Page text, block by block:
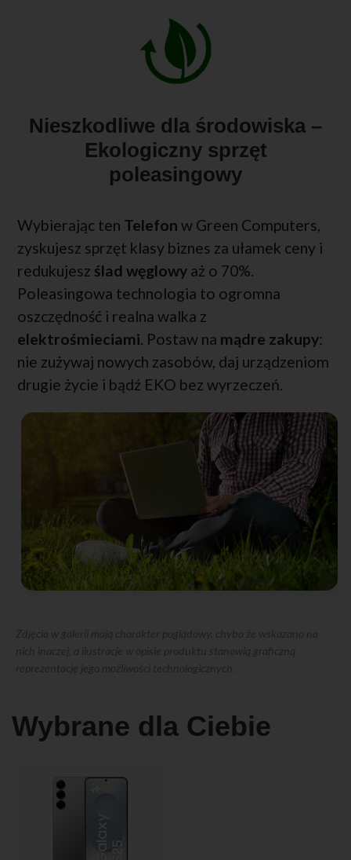
Nieszkodliwe dla środowiska –
Ekologiczny sprzęt
poleasingowy
Wybierając ten Telefon w Green Computers,
zyskujesz sprzęt klasy biznes za ułamek ceny i
redukujesz ślad węglowy aż o 70%.
Poleasingowa technologia to ogromna
oszczędność i realna walka z
elektrośmieciami . Postaw na mądre zakupy:
nie zużywaj nowych zasobów, daj urządzeniom
drugie życie i bądź EKO bez wyrzeczeń.
Zdjęcia w galerii mają charakter poglądowy, chyba że wskazano na
nich inaczej, a ilustracje w opisie produktu stanowią graficzną
reprezentację jego możliwości technologicznych.
Wybrane dla Ciebie